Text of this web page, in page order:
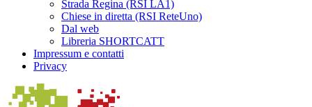
Strada Regina (RSI LA1)
Chiese in diretta (RSI ReteUno)
Dal web
Libreria SHORTCATT
Impressum e contatti
Privacy